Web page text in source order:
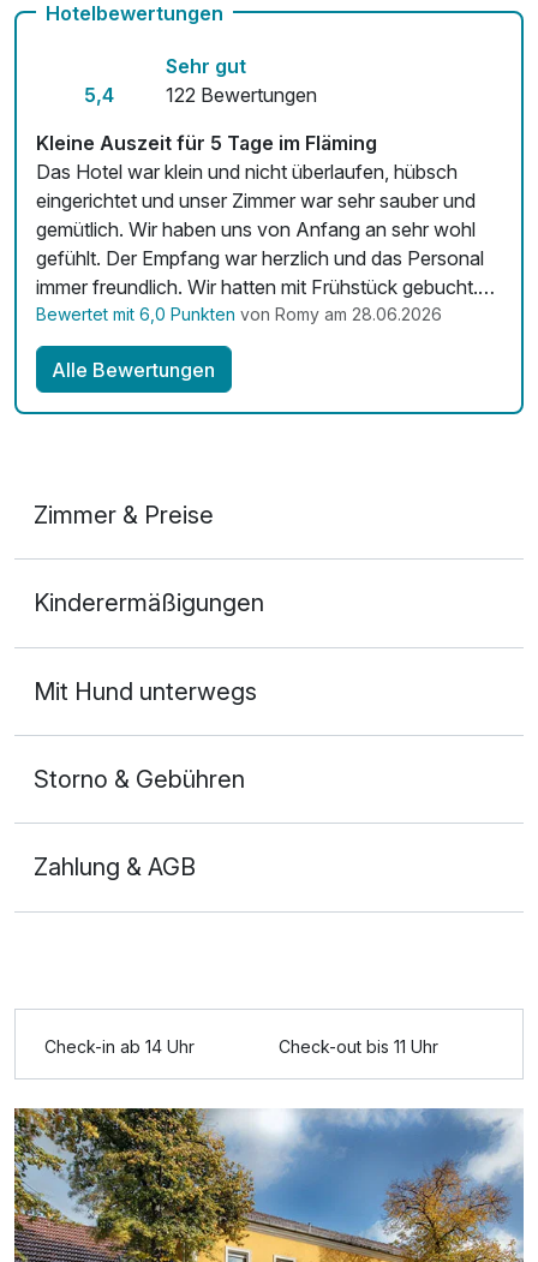
Kostenloses W-LAN
Hotelbewertungen
5,4
Sehr gut
122 Bewertungen
Kleine Auszeit für 5 Tage im Fläming
Das Hotel war klein und nicht überlaufen, hübsch
eingerichtet und unser Zimmer war sehr sauber und
gemütlich. Wir haben uns von Anfang an sehr wohl
gefühlt. Der Empfang war herzlich und das Personal
immer freundlich. Wir hatten mit Frühstück gebucht.
Es war immer ausreichend und von allem etwas da.
Der Motzener See um die Ecke, absolut toll. Liebe
Grüße aus Sachsen
Bewertet mit 6,0 Punkten von Romy am 28.06.2026
Alle Bewertungen
Zimmer & Preise
2 Erwachsene
Ausstattung
Kinderermäßigungen
Mit Hund unterwegs
Storno & Gebühren
Zahlung & AGB
Check-in ab 14 Uhr Check-out bis 11 Uhr